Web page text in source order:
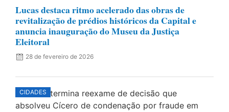
Lucas destaca ritmo acelerado das obras de
revitalização de prédios históricos da Capital e
anuncia inauguração do Museu da Justiça
Eleitoral
28 de fevereiro de 2026
CIDADES